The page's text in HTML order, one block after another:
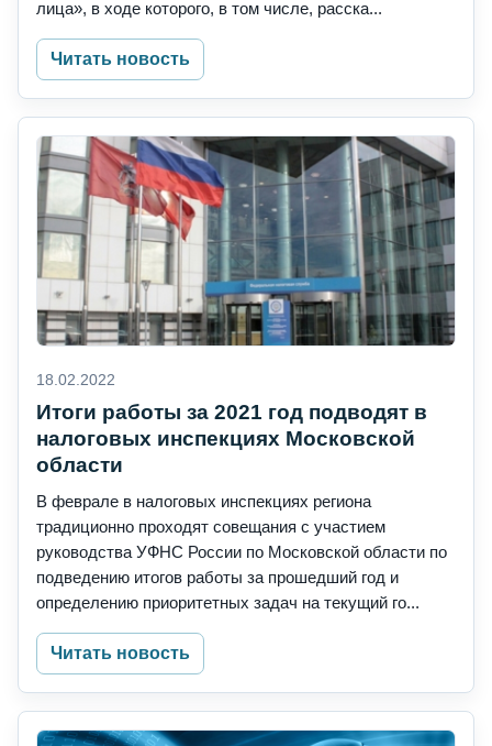
лица», в ходе которого, в том числе, расска...
Читать новость
18.02.2022
Итоги работы за 2021 год подводят в
налоговых инспекциях Московской
области
В феврале в налоговых инспекциях региона
традиционно проходят совещания с участием
руководства УФНС России по Московской области по
подведению итогов работы за прошедший год и
определению приоритетных задач на текущий го...
Читать новость